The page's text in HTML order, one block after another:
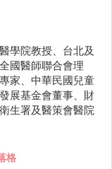
學院教授、台北及
國醫師聯合會理
家、中華民國兒童
展基金會董事、財
生署及醫策會醫院
格